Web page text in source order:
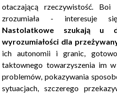
otaczającą rzeczywistość.
zrozumiała - interesuje
Nastolatkowe szukają u
wyrozumiałości dla
ich autonomii i granic,
taktownego towarzyszenia im
problemów, pokazywania
sytuacjach, szczerego